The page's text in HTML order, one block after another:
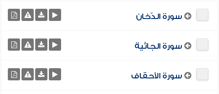
سورة الدّخان
سورة الجاثية
سورة الأحقاف